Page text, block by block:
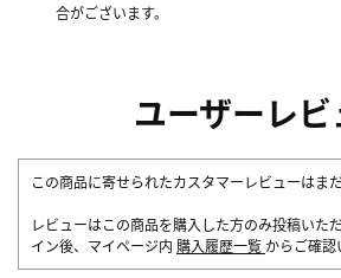
合がございます。
ユーザーレビ
この商品に寄せられたカスタマーレビューはま
レビューはこの商品を購入した方のみ投稿いた
イン後、マイページ内 購入履歴一覧 からご確認